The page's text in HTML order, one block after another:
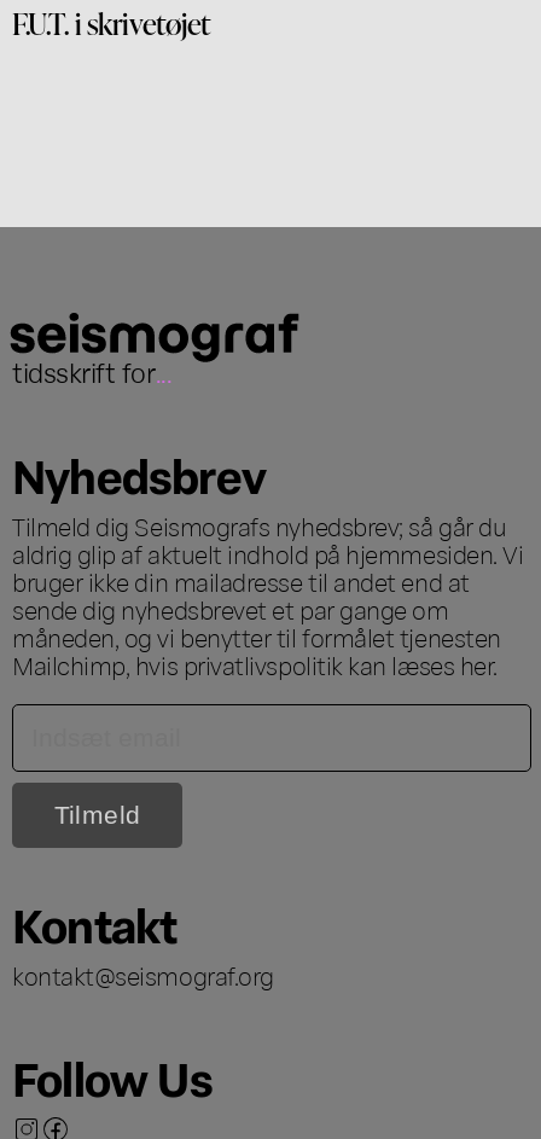
F.U.T. i skrivetøjet
tidsskrift for...
Nyhedsbrev
Tilmeld dig Seismografs nyhedsbrev; så går du
aldrig glip af aktuelt indhold på hjemmesiden. Vi
bruger ikke din mailadresse til andet end at
sende dig nyhedsbrevet et par gange om
måneden, og vi benytter til formålet tjenesten
Mailchimp, hvis privatlivspolitik kan læses her.
Kontakt
kontakt@seismograf.org
Follow Us